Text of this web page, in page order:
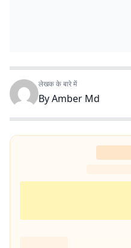
लेखक के बारे में
ByAmber Md